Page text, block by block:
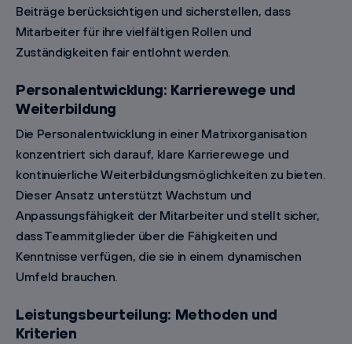
Beiträge berücksichtigen und sicherstellen, dass
Mitarbeiter für ihre vielfältigen Rollen und
Zuständigkeiten fair entlohnt werden.
Personalentwicklung: Karrierewege und
Weiterbildung
Die Personalentwicklung in einer Matrixorganisation
konzentriert sich darauf, klare Karrierewege und
kontinuierliche Weiterbildungsmöglichkeiten zu bieten.
Dieser Ansatz unterstützt Wachstum und
Anpassungsfähigkeit der Mitarbeiter und stellt sicher,
dass Teammitglieder über die Fähigkeiten und
Kenntnisse verfügen, die sie in einem dynamischen
Umfeld brauchen.
Leistungsbeurteilung: Methoden und
Kriterien